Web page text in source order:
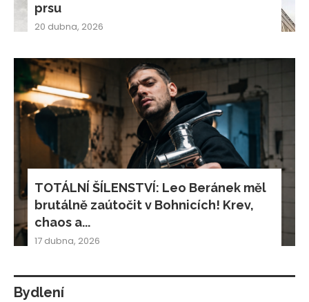
prsu
20 dubna, 2026
TOTÁLNÍ ŠÍLENSTVÍ: Leo Beránek měl
brutálně zaútočit v Bohnicích! Krev,
chaos a...
17 dubna, 2026
Bydlení